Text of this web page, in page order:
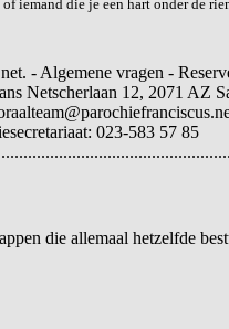
iemand die je een hart onder de
- Algemene vragen -
Netscherlaan 12, 2071 AZ
023-583 57 85
die allemaal hetzelfde